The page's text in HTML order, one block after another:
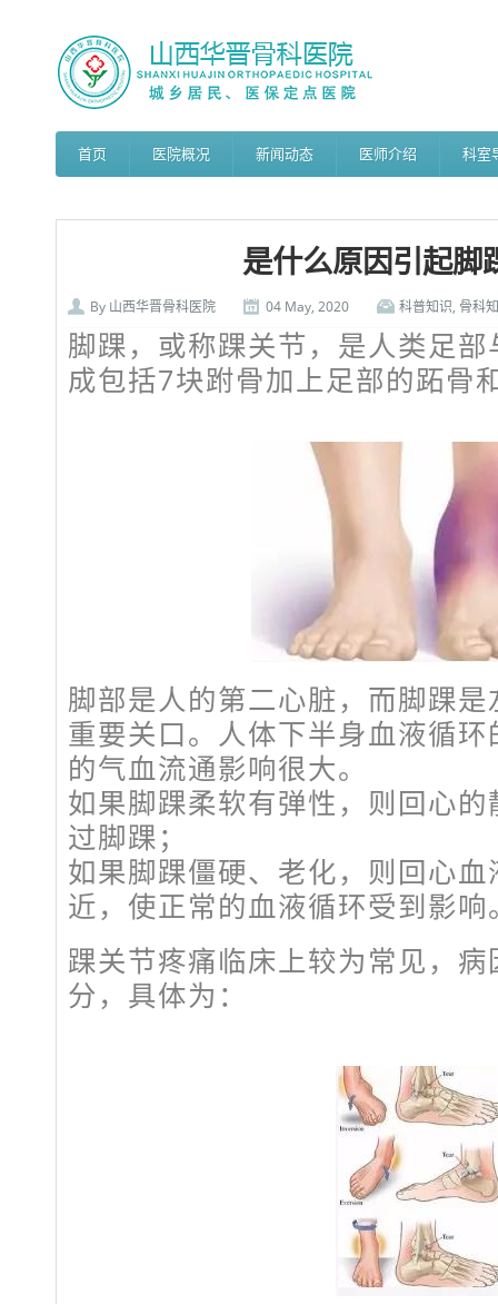
首页 医院概况 新闻动态 医师介绍 科室
是什么原因引起脚
By 山西华晋骨科医院 04 May, 2020 科普知识, 骨科
脚踝，或称踝关节，是人类足
成包括7块跗骨加上足部的跖骨
脚部是人的第二心脏，而脚踝
重要关口。人体下半身血液循
的气血流通影响很大。
如果脚踝柔软有弹性，则回心
过脚踝；
如果脚踝僵硬、老化，则回心
近，使正常的血液循环受到影响
踝关节疼痛临床上较为常见，
分，具体为：